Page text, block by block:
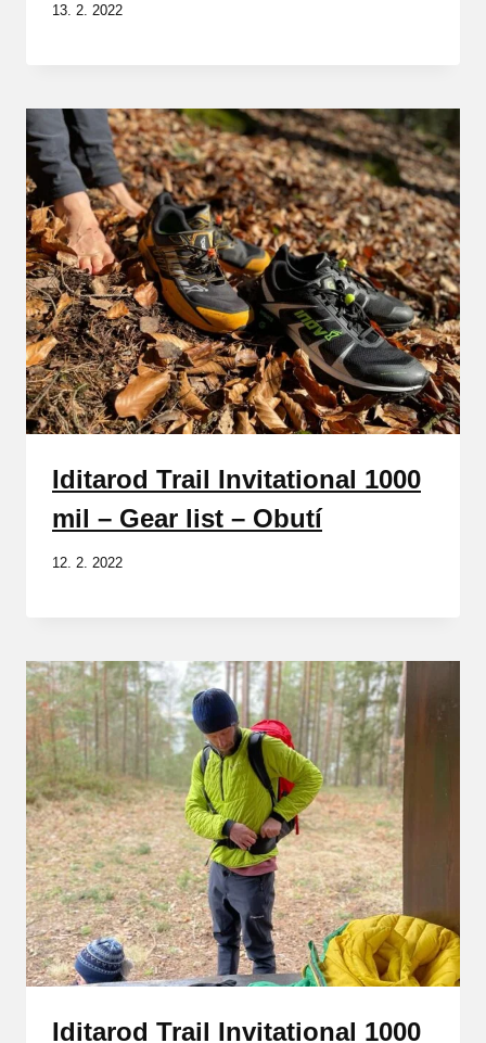
13. 2. 2022
Iditarod Trail Invitational 1000
mil – Gear list – Obutí
12. 2. 2022
Iditarod Trail Invitational 1000